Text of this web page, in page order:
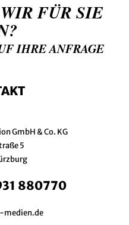
FÜR SIE
IHRE ANFRAGE
GmbH & Co. KG
5
880770
medien.de